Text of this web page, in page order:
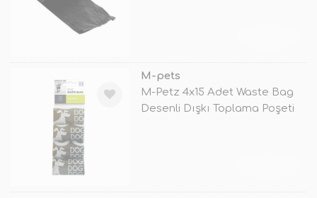
M-pets
M-Petz 4x15 Adet Waste Bag
Desenli Dışkı Toplama Poşeti